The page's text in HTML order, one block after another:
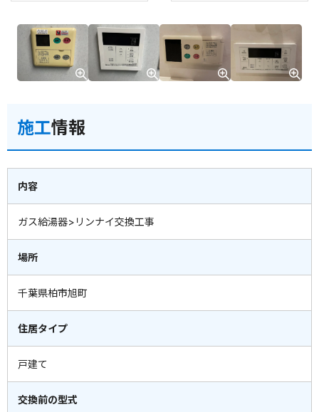
施工情報
内容
ガス給湯器>リンナイ交換工事
場所
千葉県柏市旭町
住居タイプ
戸建て
交換前の型式